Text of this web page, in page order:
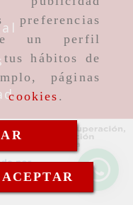
preferencias
un perfil
hábitos de
páginas
cookies .
ACEPTAR